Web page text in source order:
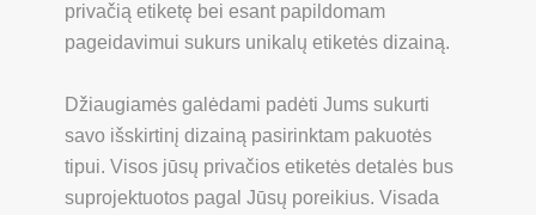
privačią etiketę bei esant papildomam
pageidavimui sukurs unikalų etiketės dizainą.
Džiaugiamės galėdami padėti Jums sukurti
savo išskirtinį dizainą pasirinktam pakuotės
tipui. Visos jūsų privačios etiketės detalės bus
suprojektuotos pagal Jūsų poreikius. Visada